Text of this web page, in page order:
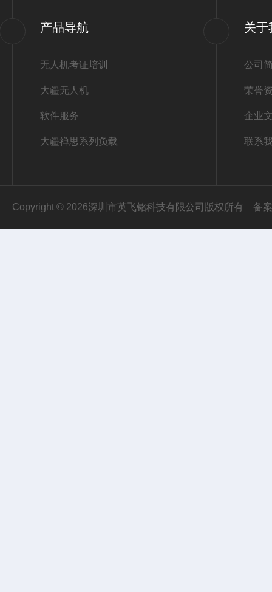
产品导航
无人机考证培训
大疆无人机
软件服务
大疆禅思系列负载
关于
公司
荣誉
企业
联系
Copyright © 2026深圳市英飞铭科技有限公司版权所有 备